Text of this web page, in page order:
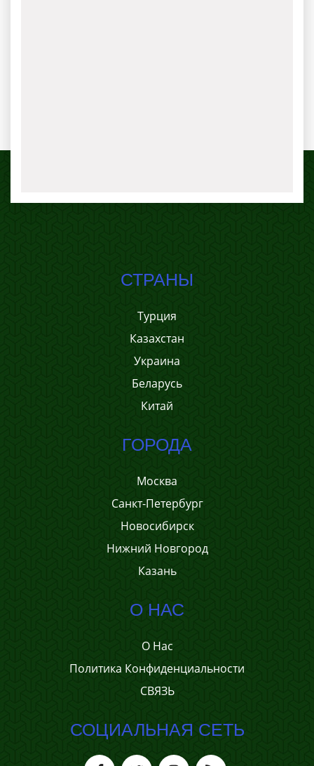
СТРАНЫ
Турция
Казахстан
Украина
Беларусь
Китай
ГОРОДА
Москва
Санкт-Петербург
Новосибирск
Нижний Новгород
Казань
О НАС
О Нас
Политика Конфиденциальности
СВЯЗЬ
СОЦИАЛЬНАЯ СЕТЬ